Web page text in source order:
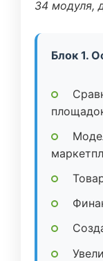
34 модуля,
Блок 1.